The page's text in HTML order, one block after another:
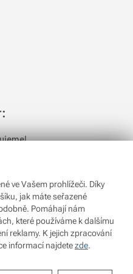
ve Vašem prohlížeči. Díky
jak máte seřazené
Pomáhají nám
které používáme k dalšímu
reklamy. K jejich zpracování
informací najdetezde.
Osobních údajů.
Shopio
cookies